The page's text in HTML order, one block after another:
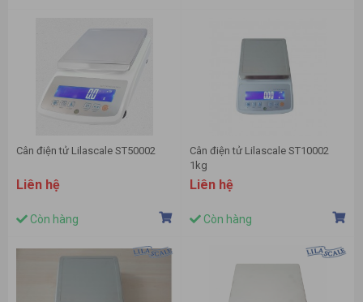
Cân điện tử Lilascale ST50002
Liên hệ
Còn hàng
Cân điện tử Lilascale ST10002
1kg
Liên hệ
Còn hàng